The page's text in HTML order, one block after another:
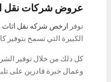
عروض شركات نقل
توفر ارخص شركه نقل اثاث
الكبيرة التي تسمح بتوفير
حقوق العملاء وذلك
تحرص الشركة علي توفير
كل ذلك من خلال توفير
وعمال خبرة قادرين على